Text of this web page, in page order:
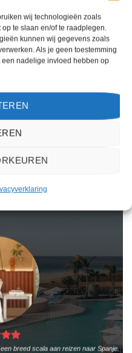
wij technologieën zoals
te slaan en/of te raadplegen.
kunnen wij gegevens zoals
Als je geen toestemming
een nadelige invloed hebben op
2Spanje.nl. Het boekingsproces was
breed scala aan reizen naar Spanje.